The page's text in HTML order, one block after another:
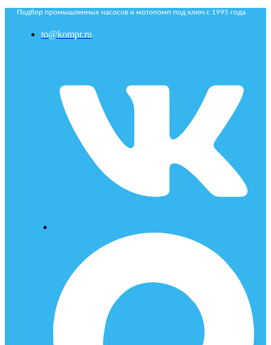
Подбор промышленных насосов и мотопомп под ключ с 1995 года
to@kompr.ru